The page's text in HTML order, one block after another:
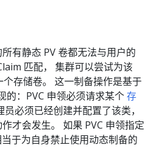
有静态 PV 卷都无法与用户的
匹配， 集群可以尝试为该
个存储卷。 这一制备操作是基于
的：PVC 申领必须请求某个存
必须已经创建并配置了该类，
才会发生。 如果 PVC 申领指定
于为自身禁止使用动态制备的